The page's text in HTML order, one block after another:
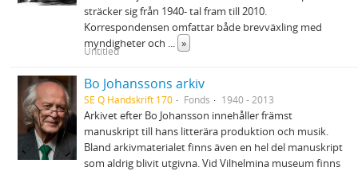
sträcker sig från 1940- tal fram till 2010.
Korrespondensen omfattar både brevväxling med
myndigheter och ... »
Untitled
Bo Johanssons arkiv
SE Q Handskrift 170 Fonds 1940 - 2013
Arkivet efter Bo Johansson innehåller främst
manuskript till hans litterära produktion och musik.
Bland arkivmaterialet finns även en hel del manuskript
som aldrig blivit utgivna. Vid Vilhelmina museum finns